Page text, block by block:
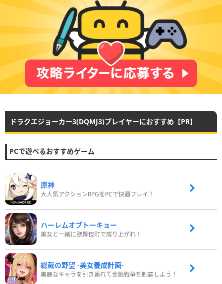
ドラクエジョーカー3(DQMJ3)プレイヤーにおすすめ【PR】
PCで遊べるおすすめゲーム
原神
大人気アクションRPGをPCで快適プレイ！
ハーレムオブトーキョー
美女と一緒に歌舞伎町で成り上がれ！
総裁の野望 -美女養成計画-
美麗なキャラを引き連れて金融戦争を制覇しよう！